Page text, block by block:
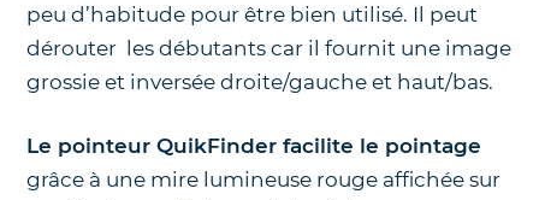
peu d’habitude pour être bien utilisé. Il peut
dérouter les débutants car il fournit une image
grossie et inversée droite/gauche et haut/bas.
Le pointeur QuikFinder facilite le pointage
grâce à une mire lumineuse rouge affichée sur